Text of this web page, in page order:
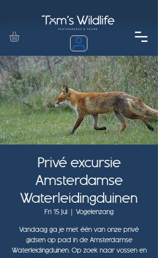
Privé excursie
Amsterdamse
Waterleidingduinen
Fri 15 Jul
  |
Vogelenzang
Vandaag ga je met één van onze privé
gidsen op pad in de Amsterdamse
Waterleidingduinen. Op zoek naar vossen en